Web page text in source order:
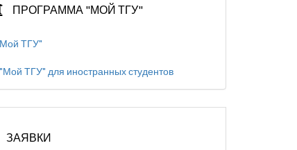
ПРОГРАММА "МОЙ ТГУ"
Мой ТГУ"
"Мой ТГУ" для иностранных студентов
ЗАЯВКИ